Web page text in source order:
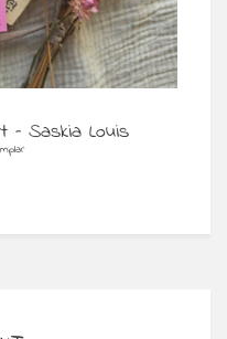
– Saskia Louis